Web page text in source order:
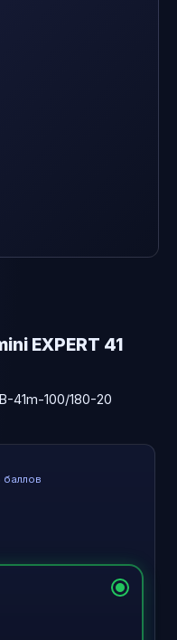
EXPERT 41
41m-100/180-20
баллов